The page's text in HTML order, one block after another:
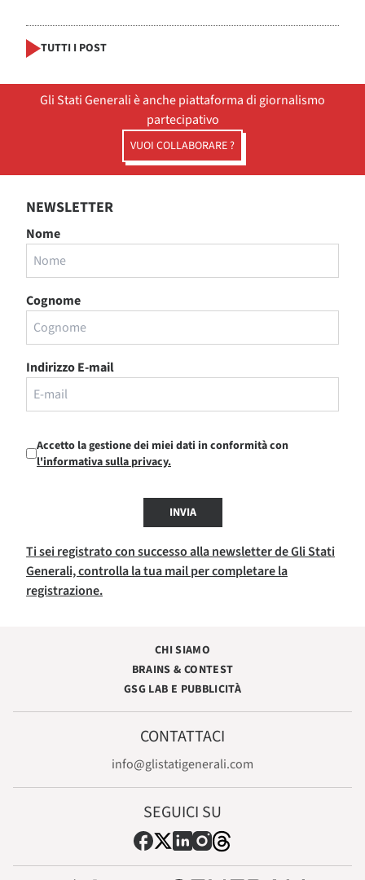
TUTTI I POST
Gli Stati Generali è anche piattaforma di giornalismo
partecipativo
VUOI COLLABORARE ?
NEWSLETTER
Nome
Cognome
Indirizzo E-mail
Accetto la gestione dei miei dati in conformità con
l'informativa sulla privacy.
INVIA
Ti sei registrato con successo alla newsletter de Gli Stati
Generali, controlla la tua mail per completare la
registrazione.
CHI SIAMO
BRAINS & CONTEST
GSG LAB E PUBBLICITÀ
CONTATTACI
info@glistatigenerali.com
SEGUICI SU